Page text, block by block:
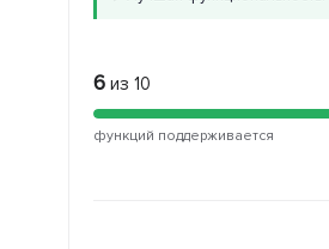
6 из 10
функций поддерживается